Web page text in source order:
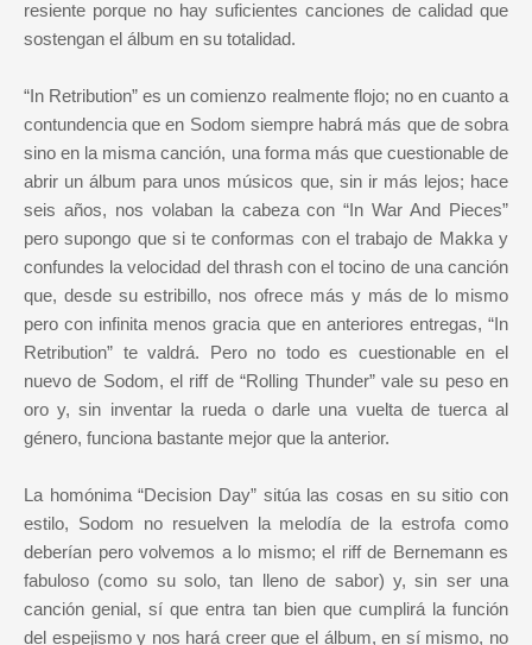
resiente porque no hay suficientes canciones de calidad que
sostengan el álbum en su totalidad.
“In Retribution” es un comienzo realmente flojo; no en cuanto a
contundencia que en Sodom siempre habrá más que de sobra
sino en la misma canción, una forma más que cuestionable de
abrir un álbum para unos músicos que, sin ir más lejos; hace
seis años, nos volaban la cabeza con “In War And Pieces”
pero supongo que si te conformas con el trabajo de Makka y
confundes la velocidad del thrash con el tocino de una canción
que, desde su estribillo, nos ofrece más y más de lo mismo
pero con infinita menos gracia que en anteriores entregas, “In
Retribution” te valdrá. Pero no todo es cuestionable en el
nuevo de Sodom, el riff de “Rolling Thunder” vale su peso en
oro y, sin inventar la rueda o darle una vuelta de tuerca al
género, funciona bastante mejor que la anterior.
La homónima “Decision Day” sitúa las cosas en su sitio con
estilo, Sodom no resuelven la melodía de la estrofa como
deberían pero volvemos a lo mismo; el riff de Bernemann es
fabuloso (como su solo, tan lleno de sabor) y, sin ser una
canción genial, sí que entra tan bien que cumplirá la función
del espejismo y nos hará creer que el álbum, en sí mismo, no